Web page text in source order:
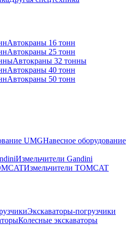
Автокраны 16 тонн
Автокраны 25 тонн
Автокраны 32 тонны
Автокраны 40 тонн
Автокраны 50 тонн
Навесное оборудование
Измельчители Gandini
Измельчители TOMCAT
Экскаваторы-погрузчики
Колесные экскаваторы